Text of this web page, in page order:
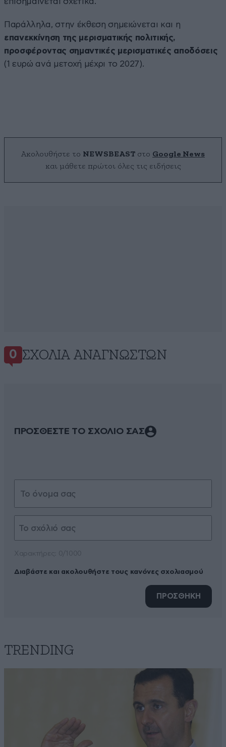
Παράλληλα, στην έκθεση σημειώνεται και η
επανεκκίνηση της μερισματικής πολιτικής,
προσφέροντας σημαντικές μερισματικές αποδόσεις
(1 ευρώ ανά μετοχή μέχρι το 2027).
Ακολουθήστε το NEWSBEAST στο Google News
και μάθετε πρώτοι όλες τις ειδήσεις
0 ΣΧΌΛΙΑ ΑΝΑΓΝΩΣΤΏΝ
ΠΡΟΣΘΕΣΤΕ ΤΟ ΣΧΟΛΙΟ ΣΑΣ
Διαβάστε και ακολουθήστε τους κανόνες σχολιασμού
ΠΡΟΣΘΗΚΗ
TRENDING